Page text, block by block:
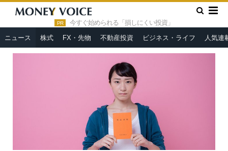
PR 今すぐ始められる「損しにくい投資」
ニュース 株式 FX・先物 不動産投資 ビジネス・ライフ 人気連
HOME » ニュース »
「日本国が存在する限り、年金は崩壊しな
い」国家ぐるみの詐欺を暴け＝武田邦彦